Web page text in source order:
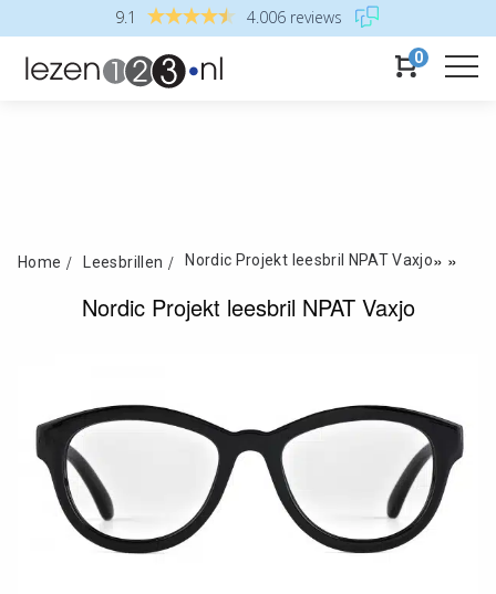
9.1 4.006 reviews
0
Home »
Leesbrillen »
Nordic Projekt leesbril NPAT Vaxjo
Nordic Projekt leesbril NPAT Vaxjo